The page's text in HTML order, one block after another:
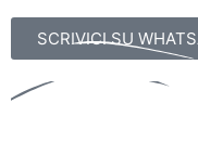
SCRIVICI SU